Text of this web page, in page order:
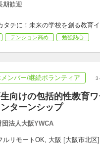
期歓迎
チに！未来の学校を創る教育
テンション高め 勉強熱心
メンバー/継続ボランティア 3
向けの包括的性教育
ターンシップ
団法人大阪YWCA
ルリモートOK, 大阪 [大阪市北区]